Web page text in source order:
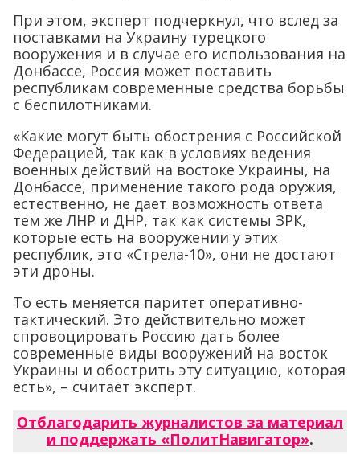
При этом, эксперт подчеркнул, что вслед за
поставками на Украину турецкого
вооружения и в случае его использования на
Донбассе, Россия может поставить
республикам современные средства борьбы
с беспилотниками.
«Какие могут быть обострения с Российской
Федерацией, так как в условиях ведения
военных действий на востоке Украины, на
Донбассе, применение такого рода оружия,
естественно, не дает возможность ответа
тем же ЛНР и ДНР, так как системы ЗРК,
которые есть на вооружении у этих
республик, это «Стрела-10», они не достают
эти дроны.
То есть меняется паритет оперативно-
тактический. Это действительно может
спровоцировать Россию дать более
современные виды вооружений на восток
Украины и обострить эту ситуацию, которая
есть», – считает эксперт.
Отблагодарить журналистов за материал
и поддержать «ПолитНавигатор».